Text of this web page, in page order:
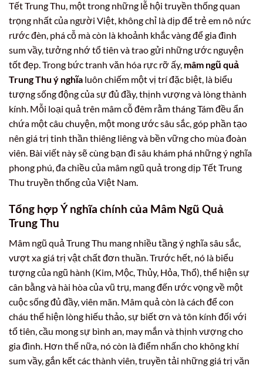
Tết Trung Thu, một trong những lễ hội truyền thống quan
trọng nhất của người Việt, không chỉ là dịp để trẻ em nô nức
rước đèn, phá cỗ mà còn là khoảnh khắc vàng để gia đình
sum vầy, tưởng nhớ tổ tiên và trao gửi những ước nguyện
tốt đẹp. Trong bức tranh văn hóa rực rỡ ấy, mâm ngũ quả
Trung Thu ý nghĩa luôn chiếm một vị trí đặc biệt, là biểu
tượng sống động của sự đủ đầy, thịnh vượng và lòng thành
kính. Mỗi loại quả trên mâm cỗ đêm rằm tháng Tám đều ẩn
chứa một câu chuyện, một mong ước sâu sắc, góp phần tạo
nên giá trị tinh thần thiêng liêng và bền vững cho mùa đoàn
viên. Bài viết này sẽ cùng bạn đi sâu khám phá những ý nghĩa
phong phú, đa chiều của mâm ngũ quả trong dịp Tết Trung
Thu truyền thống của Việt Nam.
Tổng hợp Ý nghĩa chính của Mâm Ngũ Quả
Trung Thu
Mâm ngũ quả Trung Thu mang nhiều tầng ý nghĩa sâu sắc,
vượt xa giá trị vật chất đơn thuần. Trước hết, nó là biểu
tượng của ngũ hành (Kim, Mộc, Thủy, Hỏa, Thổ), thể hiện sự
cân bằng và hài hòa của vũ trụ, mang đến ước vọng về một
cuộc sống đủ đầy, viên mãn. Mâm quả còn là cách để con
cháu thể hiện lòng hiếu thảo, sự biết ơn và tôn kính đối với
tổ tiên, cầu mong sự bình an, may mắn và thịnh vượng cho
gia đình. Hơn thế nữa, nó còn là điểm nhấn cho không khí
sum vầy, gắn kết các thành viên, truyền tải những giá trị văn